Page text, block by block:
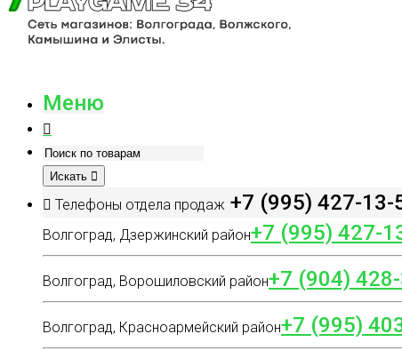
Меню
Искать
Телефоны отдела продаж +7 (995) 427-13-
Волгоград, Дзержинский район+7 (995) 427-
Волгоград, Ворошиловский район+7 (904)
Волгоград, Красноармейский район+7 (995)